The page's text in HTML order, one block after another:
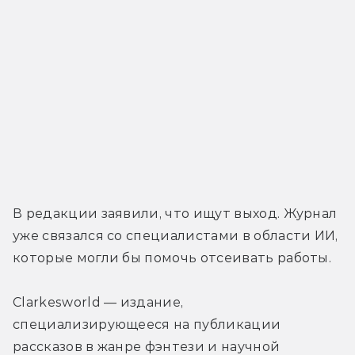
В редакции заявили, что ищут выход. Журнал
уже связался со специалистами в области ИИ,
которые могли бы помочь отсеивать работы.
Clarkesworld — издание,
специализирующееся на публикации
рассказов в жанре фэнтези и научной